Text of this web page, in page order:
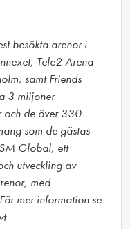
besökta arenor i
Tele2 Arena
samt Friends
3 miljoner
och de över 330
som de gästas
Global, ett
utveckling av
med
mer information se